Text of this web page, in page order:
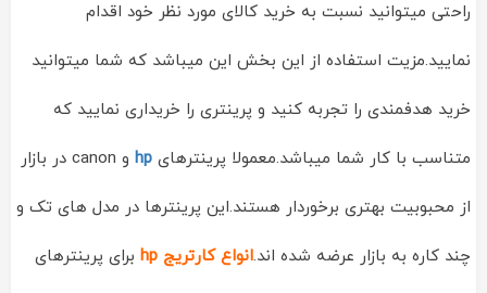
راحتی میتوانید نسبت به خرید کالای مورد نظر خود اقدام
نمایید.مزیت استفاده از این بخش این میباشد که شما میتوانید
خرید هدفمندی را تجربه کنید و پرینتری را خریداری نمایید که
متناسب با کار شما میباشد.معمولا پرینترهای hp و canon در بازار
از محبوبیت بهتری برخوردار هستند.این پرینترها در مدل های تک و
چند کاره به بازار عرضه شده اند.انواع کارتریج hp برای پرینترهای